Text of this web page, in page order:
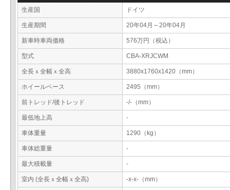
生産国 ドイツ
生産期間 20年04月～20年04月
新車時車両価格 576万円（税込）
型式 CBA-XRJCWM
全長ｘ全幅ｘ全高 3880x1760x1420（mm）
ホイールベース 2495（mm）
前トレッド/後トレッド -/-（mm）
最低地上高 -
車体重量 1290（kg）
車体総重量 -
最大積載量 -
室内 (全長ｘ全幅ｘ全高) -x-x-（mm）